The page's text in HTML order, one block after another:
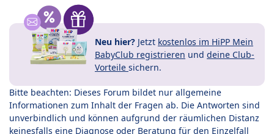
Neu hier? Jetzt kostenlos im HiPP Mein
BabyClub registrieren und deine Club-
Vorteile sichern.
Bitte beachten: Dieses Forum bildet nur allgemeine
Informationen zum Inhalt der Fragen ab. Die Antworten sind
unverbindlich und können aufgrund der räumlichen Distanz
keinesfalls eine Diagnose oder Beratung für den Einzelfall